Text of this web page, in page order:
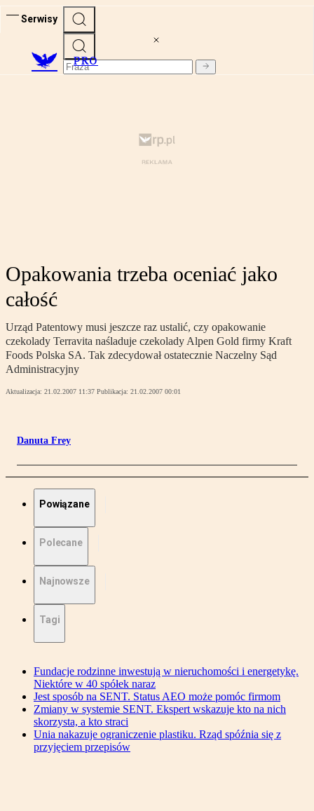
Serwisy
PRO
Opakowania trzeba oceniać jako
całość
Urząd Patentowy musi jeszcze raz ustalić, czy opakowanie
czekolady Terravita naśladuje czekolady Alpen Gold firmy Kraft
Foods Polska SA. Tak zdecydował ostatecznie Naczelny Sąd
Administracyjny
Aktualizacja: 21.02.2007 11:37 Publikacja: 21.02.2007 00:01
Danuta Frey
Powiązane
Polecane
Najnowsze
Tagi
Fundacje rodzinne inwestują w nieruchomości i energetykę.
Niektóre w 40 spółek naraz
Jest sposób na SENT. Status AEO może pomóc firmom
Zmiany w systemie SENT. Ekspert wskazuje kto na nich
skorzysta, a kto straci
Unia nakazuje ograniczenie plastiku. Rząd spóźnia się z
przyjęciem przepisów